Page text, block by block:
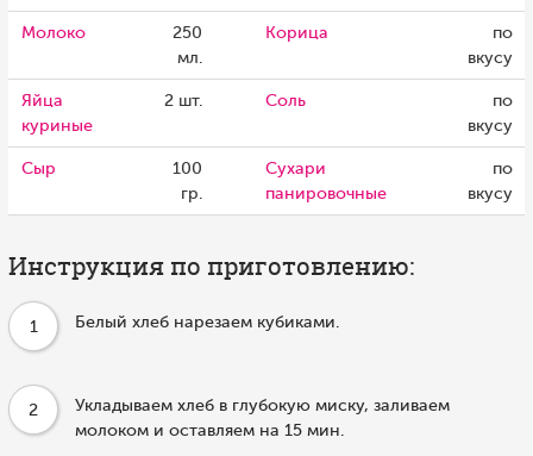
Молоко
250
мл.
Корица
по
вкусу
Яйца
куриные
2 шт. Соль
по
вкусу
Сыр
100
гр.
Сухари
панировочные
по
вкусу
Инструкция по приготовлению:
1 Белый хлеб нарезаем кубиками.
2
Укладываем хлеб в глубокую миску, заливаем
молоком и оставляем на 15 мин.